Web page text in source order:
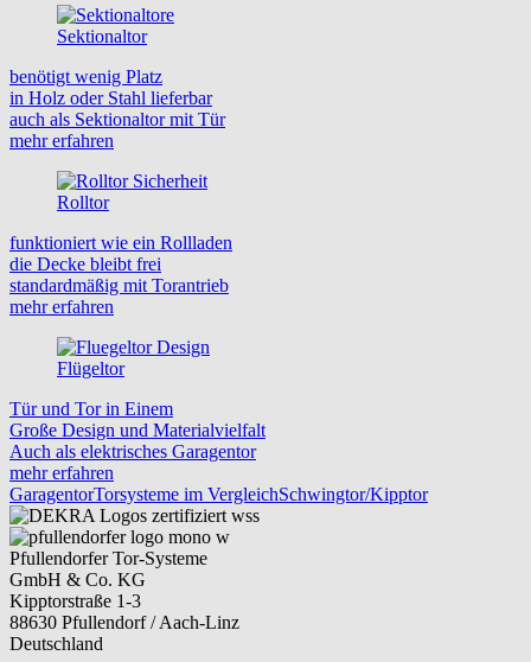
Sektionaltor
benötigt wenig Platz
in Holz oder Stahl lieferbar
auch als Sektionaltor mit Tür
mehr erfahren
Rolltor
funktioniert wie ein Rollladen
die Decke bleibt frei
standardmäßig mit Torantrieb
mehr erfahren
Flügeltor
Tür und Tor in Einem
Große Design und Materialvielfalt
Auch als elektrisches Garagentor
mehr erfahren
GaragentorTorsysteme im VergleichSchwingtor/Kipptor
Pfullendorfer Tor-Systeme
GmbH & Co. KG
Kipptorstraße 1-3
88630 Pfullendorf / Aach-Linz
Deutschland